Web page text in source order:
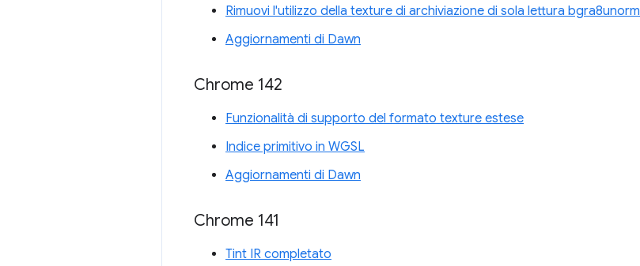
Rimuovi l'utilizzo della texture di archiviazione di sola lettura bgra8unorm
Aggiornamenti di Dawn
Chrome 142
Funzionalità di supporto del formato texture estese
Indice primitivo in WGSL
Aggiornamenti di Dawn
Chrome 141
Tint IR completato